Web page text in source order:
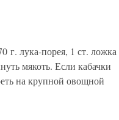
г. лука-порея, 1 ст. ложка
мякоть. Если кабачки
на крупной овощной